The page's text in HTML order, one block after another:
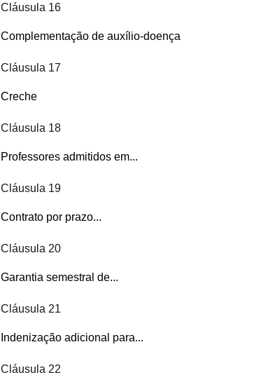
Cláusula 16
Complementação de auxílio-doença
Cláusula 17
Creche
Cláusula 18
Professores admitidos em...
Cláusula 19
Contrato por prazo...
Cláusula 20
Garantia semestral de...
Cláusula 21
Indenização adicional para...
Cláusula 22